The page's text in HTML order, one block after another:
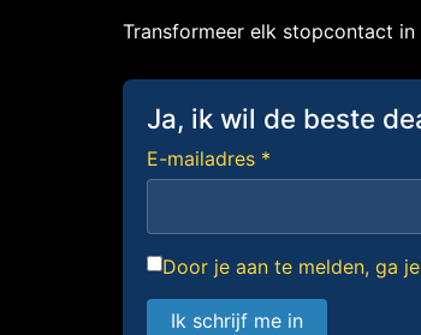
Transformeer elk stopcontact
Ja, ik wil de beste
E-mailadres *
Door je aan te melden, ga
Ik schrijf me in